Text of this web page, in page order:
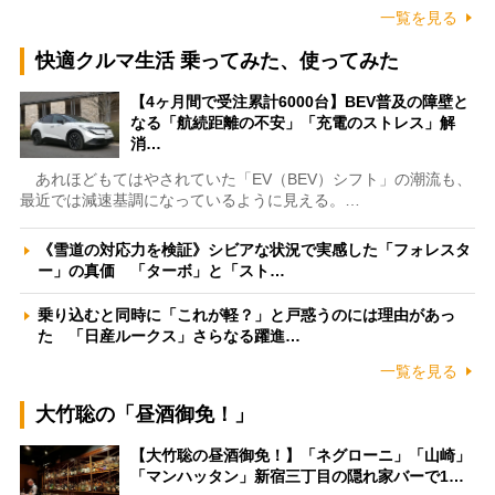
一覧を見る
快適クルマ生活 乗ってみた、使ってみた
【4ヶ月間で受注累計6000台】BEV普及の障壁と
なる「航続距離の不安」「充電のストレス」解
消…
あれほどもてはやされていた「EV（BEV）シフト」の潮流も、
最近では減速基調になっているように見える。…
《雪道の対応力を検証》シビアな状況で実感した「フォレスタ
ー」の真価 「ターボ」と「スト…
乗り込むと同時に「これが軽？」と戸惑うのには理由があっ
た 「日産ルークス」さらなる躍進…
一覧を見る
大竹聡の「昼酒御免！」
【大竹聡の昼酒御免！】「ネグローニ」「山崎」
「マンハッタン」新宿三丁目の隠れ家バーで1…